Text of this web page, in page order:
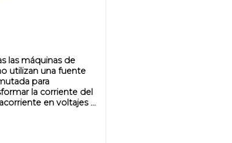
las máquinas de
utilizan una fuente
para
la corriente del
en voltajes ...